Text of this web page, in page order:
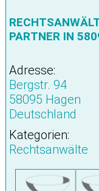
PARTNER IN
Adresse:
Bergstr. 94
58095 Hagen
Deutschland
Kategorien:
Rechtsanwälte